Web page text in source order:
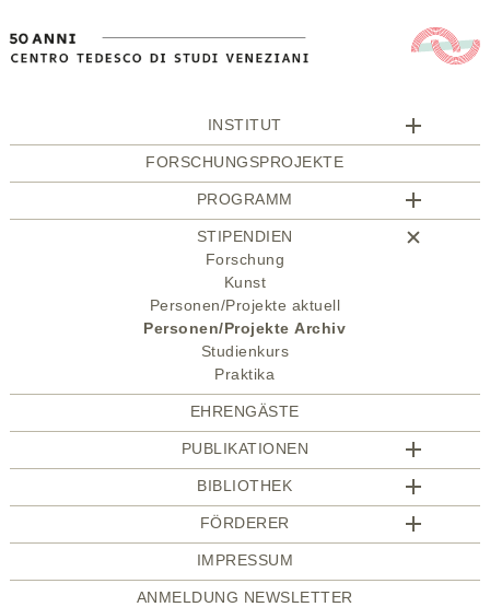
INSTITUT
FORSCHUNGSPROJEKTE
PROGRAMM
STIPENDIEN
Forschung
Kunst
Personen/Projekte aktuell
Personen/Projekte Archiv
Studienkurs
Praktika
EHRENGÄSTE
PUBLIKATIONEN
BIBLIOTHEK
FÖRDERER
IMPRESSUM
ANMELDUNG NEWSLETTER